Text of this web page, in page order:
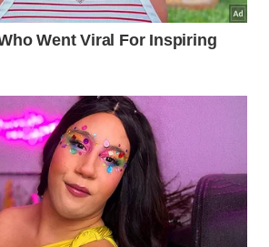
ralo demais, encharca
grosso demais, pesa no